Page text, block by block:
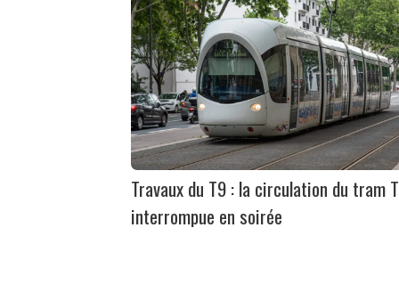
Travaux du T9 : la circulation du tram
interrompue en soirée